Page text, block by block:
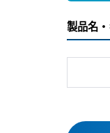
製品名